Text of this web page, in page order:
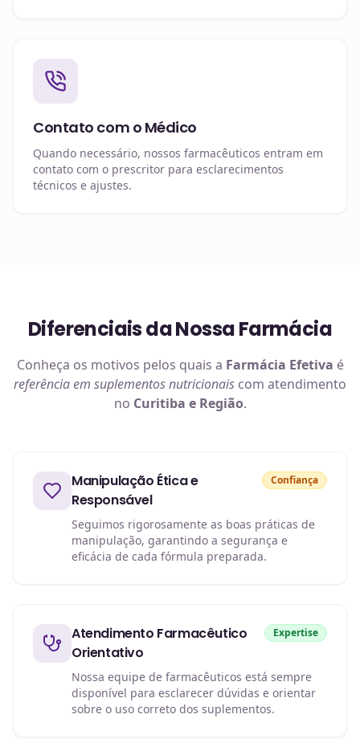
Contato com o Médico
Quando necessário, nossos farmacêuticos entram em
contato com o prescritor para esclarecimentos
técnicos e ajustes.
Diferenciais da Nossa Farmácia
Conheça os motivos pelos quais a Farmácia Efetiva é
referência em suplementos nutricionais com atendimento
no Curitiba e Região.
Manipulação Ética e
Responsável
Confiança
Seguimos rigorosamente as boas práticas de
manipulação, garantindo a segurança e
eficácia de cada fórmula preparada.
Atendimento Farmacêutico
Orientativo
Expertise
Nossa equipe de farmacêuticos está sempre
disponível para esclarecer dúvidas e orientar
sobre o uso correto dos suplementos.